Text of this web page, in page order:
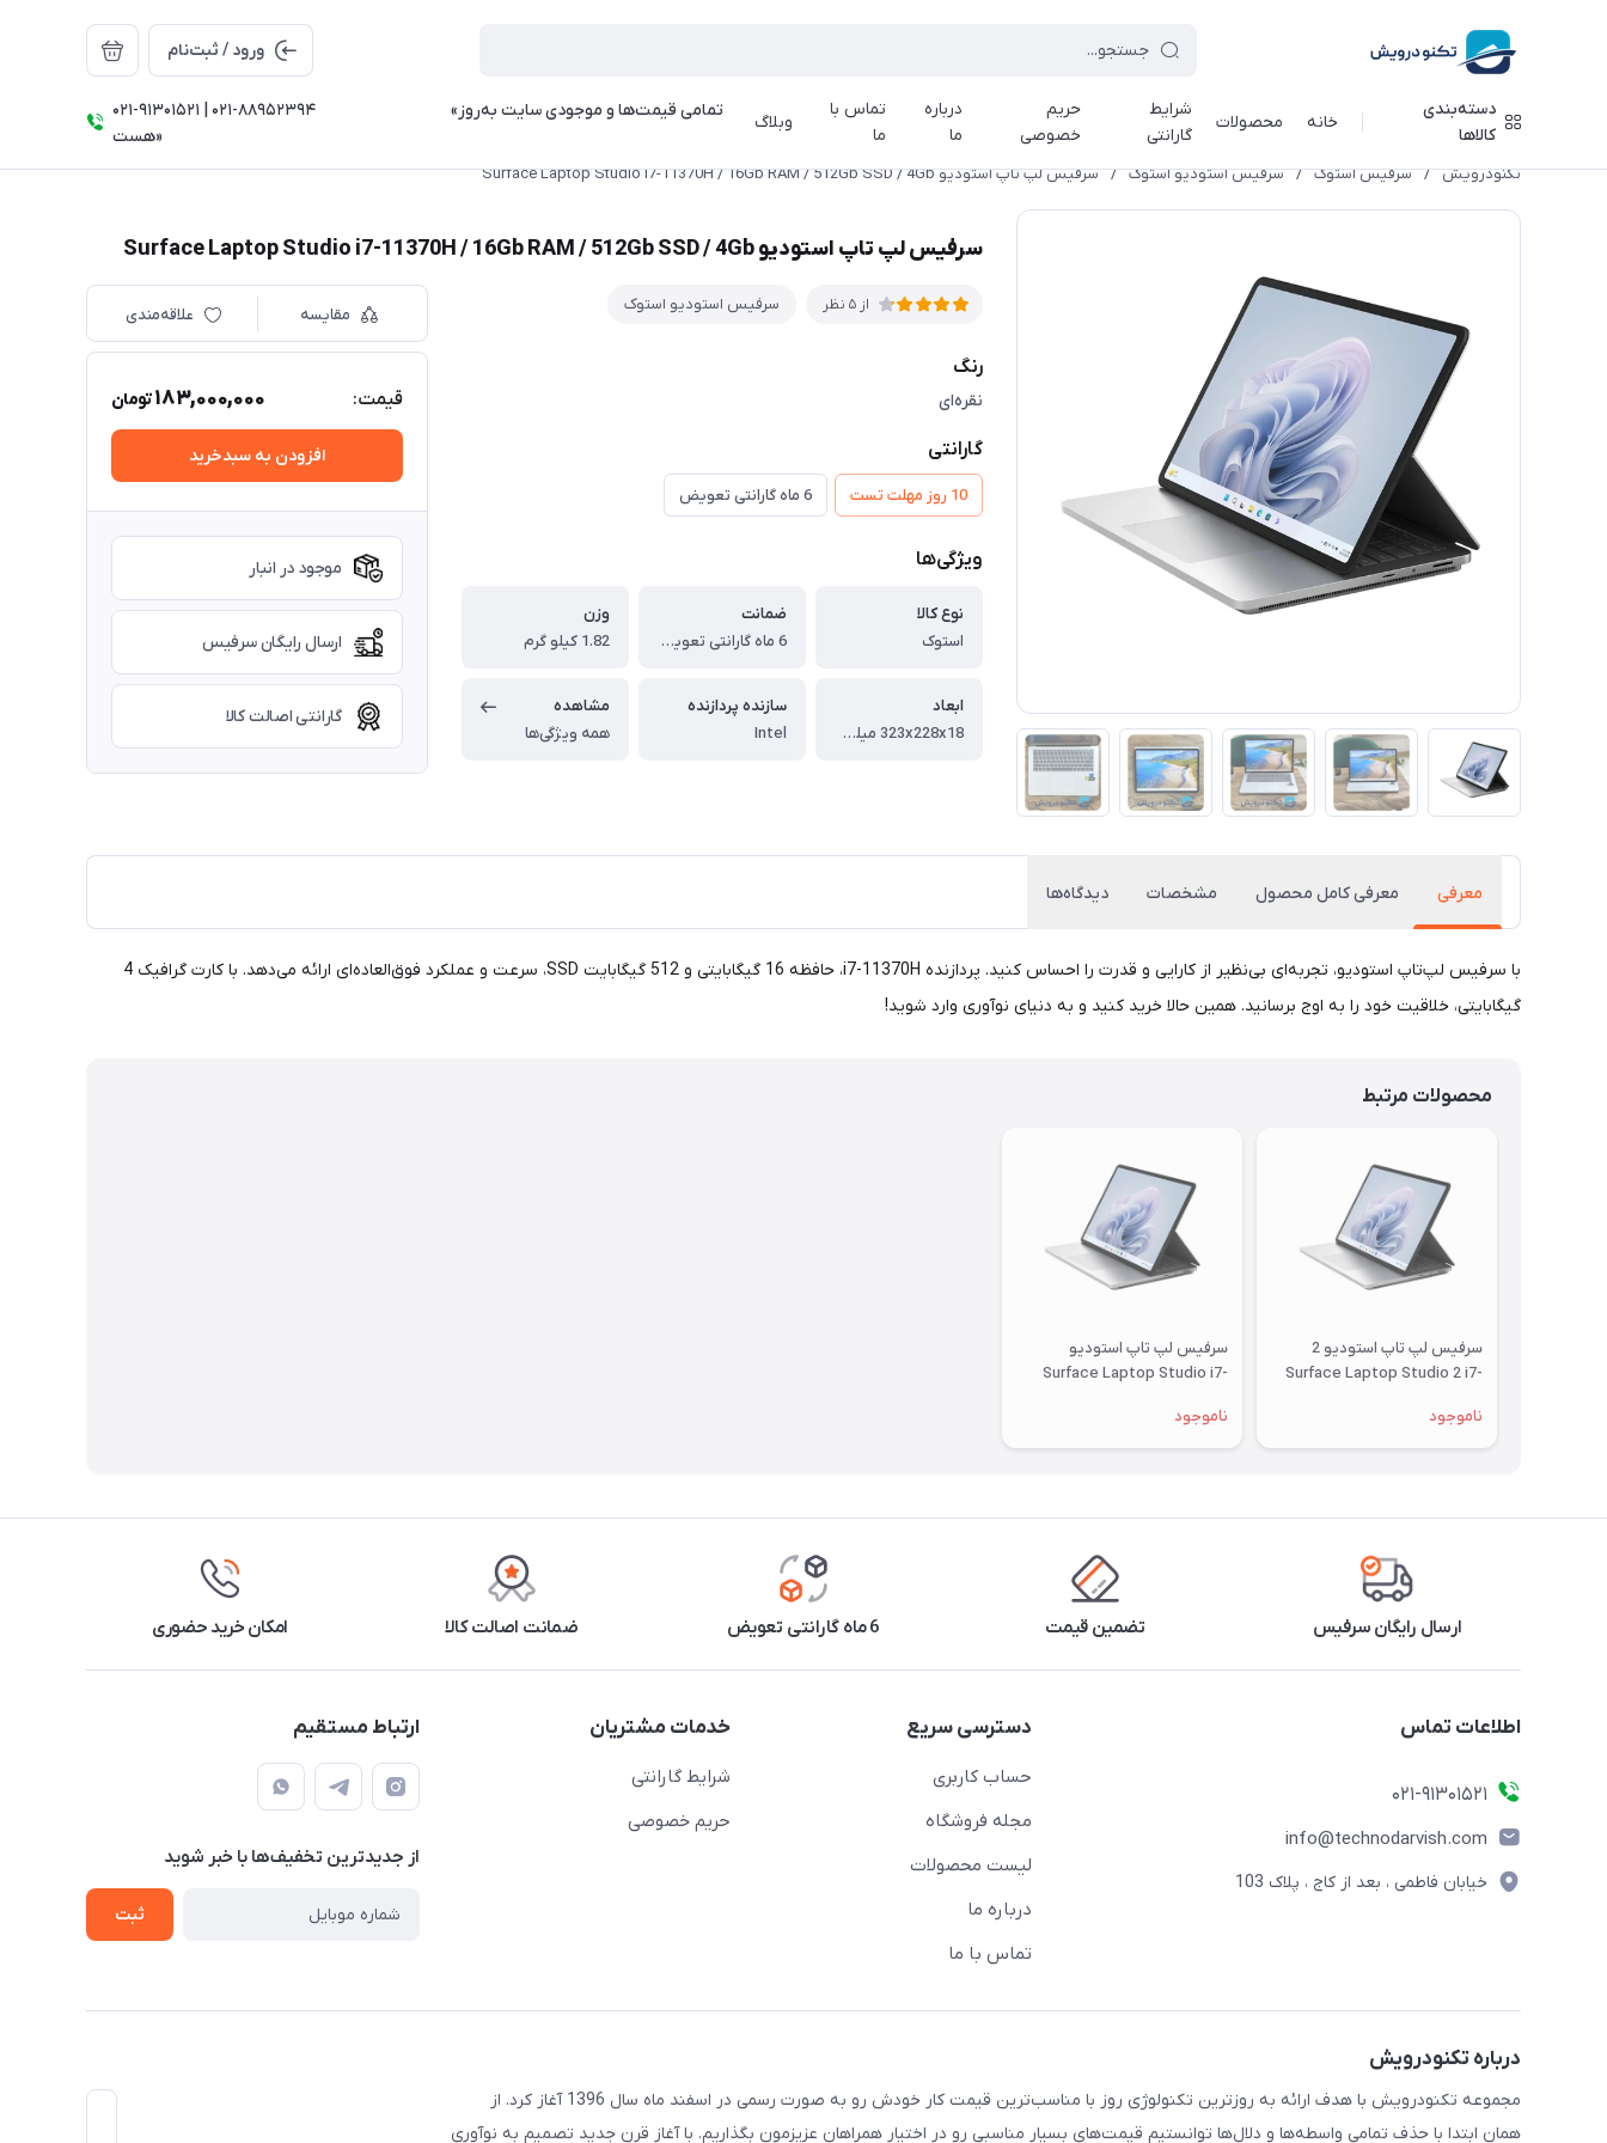
ورود / ثبت‌نام
دسته‌بندی
کالاها
خانه محصولات
شرایط
گارانتی
حریم
خصوصی
درباره
ما
تماس با
ما
وبلاگ
021-91301521 | 021-88952394 ⠀⠀⠀⠀⠀⠀⠀⠀⠀⠀⠀«تمامی قیمت‌ها و موجودی سایت به‌روز
هست»
تکنودرویش / سرفیس استوک / سرفیس استودیو استوک / سرفیس لپ تاپ استودیو Surface Laptop Studio i7-11370H / 16Gb RAM / 512Gb SSD / 4Gb
سرفیس لپ تاپ استودیو Surface Laptop Studio i7-11370H / 16Gb RAM / 512Gb SSD / 4Gb
از 5 نظر سرفیس استودیو استوک
رنگ
نقره‌ای
گارانتی
10 روز مهلت تست 6 ماه گارانتی تعویض
ویژگی‌ها
نوع کالا
استوک
ضمانت
6 ماه گارانتی تعویض
وزن
1.82 کیلو گرم
ابعاد
323x228x18 میلی‌متر
سازنده پردازنده
Intel
مشاهده
همه ویژگی‌ها
مقایسه علاقه‌مندی
قیمت: 183,000,000تومان
افزودن به سبدخرید
موجود در انبار
ارسال رایگان سرفیس
گارانتی اصالت کالا
معرفی معرفی کامل محصول مشخصات دیدگاه‌ها
با سرفیس لپ‌تاپ استودیو، تجربه‌ای بی‌نظیر از کارایی و قدرت را احساس کنید. پردازنده i7-11370H، حافظه 16 گیگابایتی و 512 گیگابایت SSD، سرعت و عملکرد فوق‌العاده‌ای ارائه می‌دهد. با کارت گرافیک 4
گیگابایتی، خلاقیت خود را به اوج برسانید. همین حالا خرید کنید و به دنیای نوآوری وارد شوید!
محصولات مرتبط
سرفیس لپ تاپ استودیو 2
Surface Laptop Studio 2 i7-
SSD / 6Gb
ناموجود
سرفیس لپ تاپ استودیو
Surface Laptop Studio i7-
SSD / 4Gb
ناموجود
ارسال رایگان سرفیس تضمین قیمت 6 ماه گارانتی تعویض ضمانت اصالت کالا امکان خرید حضوری
اطلاعات تماس
021-91301521
info@technodarvish.com
خیابان فاطمی ، بعد از کاج ، پلاک 103
دسترسی سریع
حساب کاربری
مجله فروشگاه
لیست محصولات
درباره ما
تماس با ما
خدمات مشتریان
شرایط گارانتی
حریم خصوصی
ارتباط مستقیم
از جدید‌ترین تخفیف‌ها با‌ خبر شوید
ثبت
درباره تکنودرویش
مجموعه تکنودرویش با هدف ارائه به روزترین تکنولوژی روز با مناسب‌ترین قیمت کار خودش رو به صورت رسمی در اسفند ماه سال 1396 آغاز کرد. از
همان ابتدا با حذف تمامی واسطه‌ها و دلال‌ها توانستیم قیمت‌های بسیار مناسبی رو در اختیار همراهان عزیزمون بگذاریم. با آغاز قرن جدید تصمیم به نوآوری